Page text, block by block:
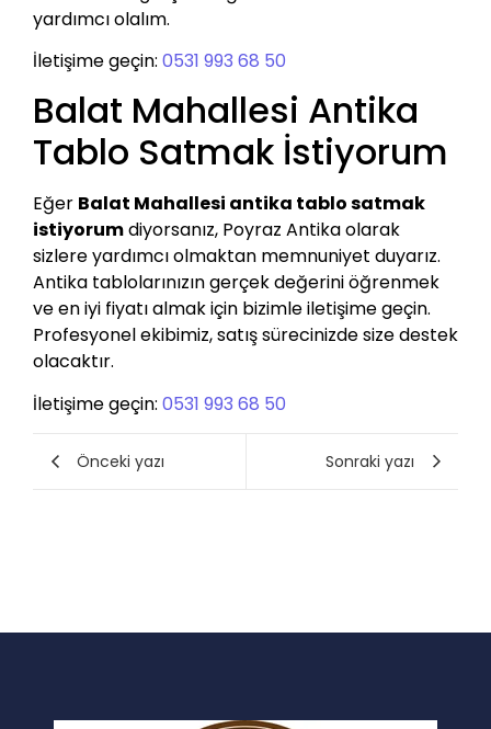
yardımcı olalım.
İletişime geçin: 0531 993 68 50
Balat Mahallesi Antika
Tablo Satmak İstiyorum
Eğer Balat Mahallesi antika tablo satmak
istiyorumdiyorsanız, Poyraz Antika olarak
sizlere yardımcı olmaktan memnuniyet duyarız.
Antika tablolarınızın gerçek değerini öğrenmek
ve en iyi fiyatı almak için bizimle iletişime geçin.
Profesyonel ekibimiz, satış sürecinizde size destek
olacaktır.
İletişime geçin: 0531 993 68 50
Önceki yazı Sonraki yazı